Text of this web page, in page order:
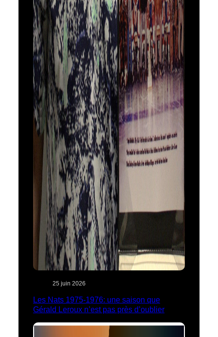
25 juin 2026
Les Nats 1975-1976: une saison que
Gérald Leroux n’est pas près d’oublier